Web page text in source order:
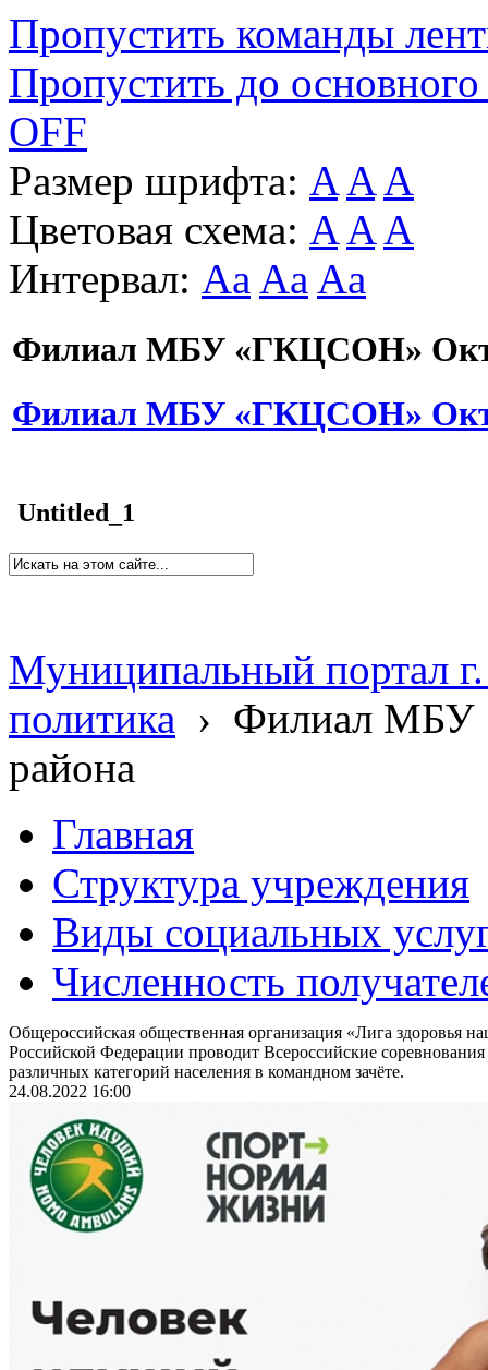
Пропустить команды
Пропустить до основного
OFF
Размер шрифта: A A A
Цветовая схема: A A A
Интервал: Aa Aa Aa
Филиал МБУ «ГКЦСОН»
Филиал МБУ «ГКЦСОН»
Untitled_1
Муниципальный портал
политика › Филиал МБУ
района
Главная
Структура учреждения
Виды социальных
Численность
Общероссийская общественная организация «Лига здоровья
Российской Федерации проводит Всероссийские
различных категорий населения в командном зачёте.
24.08.2022 16:00